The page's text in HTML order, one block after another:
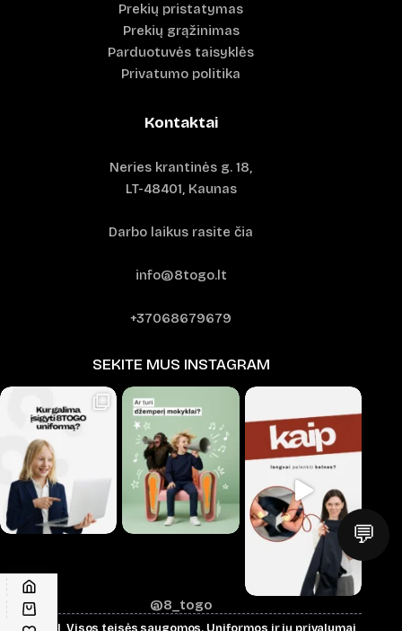
Prekių pristatymas
Prekių grąžinimas
Parduotuvės taisyklės
Privatumo politika
Kontaktai
Neries krantinės g. 18,
LT-48401, Kaunas
Darbo laikus rasite čia
info@8togo.lt
+37068679679
SEKITE MUS INSTAGRAM
@8_togo
💬